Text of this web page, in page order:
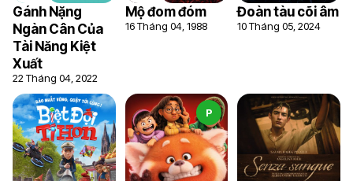
Gánh Nặng
Ngàn Cân Của
Tài Năng Kiệt
Xuất
22 Tháng 04, 2022
Mộ đom đóm
16 Tháng 04, 1988
Đoàn tàu cõi âm
10 Tháng 05, 2024
P